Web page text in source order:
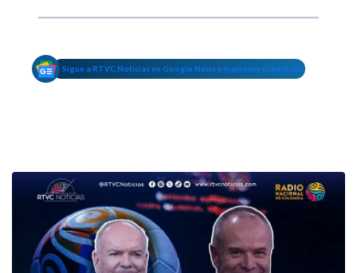
Sigue a RTVC Noticias en Google News y mantente conectado